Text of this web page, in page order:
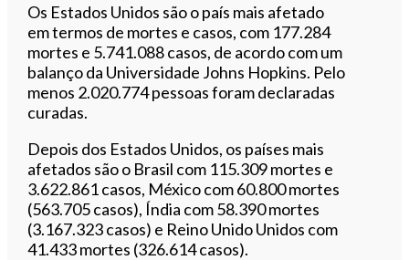
Os Estados Unidos são o país mais afetado
em termos de mortes e casos, com 177.284
mortes e 5.741.088 casos, de acordo com um
balanço da Universidade Johns Hopkins. Pelo
menos 2.020.774 pessoas foram declaradas
curadas.
Depois dos Estados Unidos, os países mais
afetados são o Brasil com 115.309 mortes e
3.622.861 casos, México com 60.800 mortes
(563.705 casos), Índia com 58.390 mortes
(3.167.323 casos) e Reino Unido Unidos com
41.433 mortes (326.614 casos).